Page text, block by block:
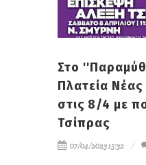
Στο
Πλατεία Νέας
στις 8/4 με
Τσίπρας
07/04/2023 15:32